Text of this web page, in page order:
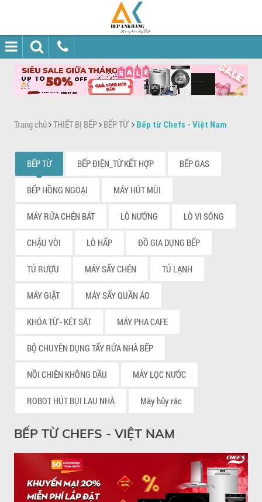
Trang chủ THIẾT BỊ BẾP BẾP TỪ Bếp từ Chefs - Việt Nam
BẾP TỪ BẾP ĐIỆN_TỪ KẾT HỢP BẾP GAS
BẾP HỒNG NGOẠI MÁY HÚT MÙI
MÁY RỬA CHÉN BÁT LÒ NƯỚNG LÒ VI SÓNG
CHẬU VÒI LÒ HẤP ĐỒ GIA DỤNG BẾP
TỦ RƯỢU MÁY SẤY CHÉN TỦ LẠNH
MÁY GIẶT MÁY SẤY QUẦN ÁO
KHÓA TỪ - KÉT SẮT MÁY PHA CAFE
BỘ CHUYÊN DỤNG TẨY RỬA NHÀ BẾP
NỒI CHIÊN KHÔNG DẦU MÁY LỌC NƯỚC
ROBOT HÚT BỤI LAU NHÀ Máy hủy rác
BẾP TỪ CHEFS - VIỆT NAM